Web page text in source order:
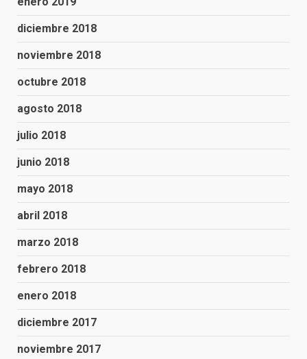
diciembre 2018
noviembre 2018
octubre 2018
agosto 2018
julio 2018
junio 2018
mayo 2018
abril 2018
marzo 2018
febrero 2018
enero 2018
diciembre 2017
noviembre 2017